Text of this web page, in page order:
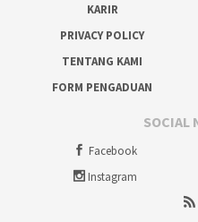
KARIR
PRIVACY POLICY
TENTANG KAMI
FORM PENGADUAN
SOCIAL
Facebook
Instagram